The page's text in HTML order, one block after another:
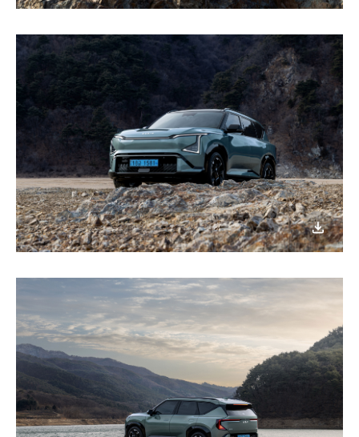
다운로드
이미지
다운로드